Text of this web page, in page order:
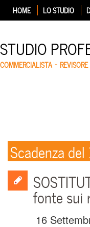
HOME LO STUDIO
STUDIO
COMMERCIALISTA –
Scadenza
fonte sui
16